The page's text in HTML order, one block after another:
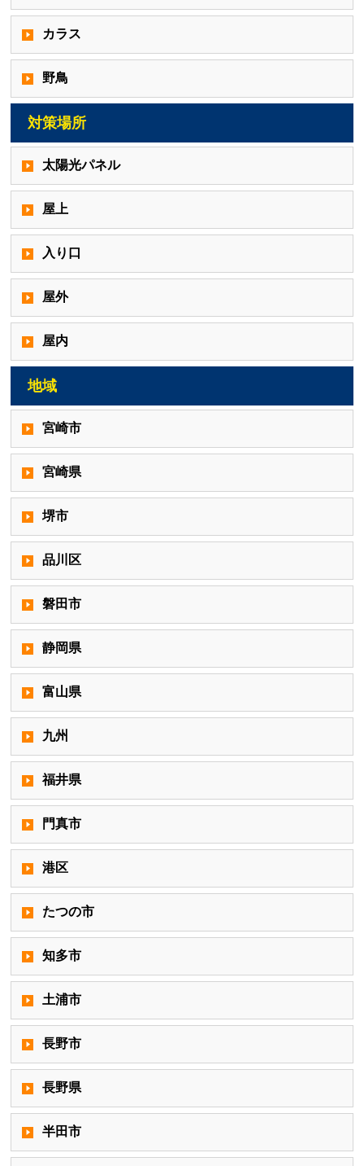
カラス
野鳥
対策場所
太陽光パネル
屋上
入り口
屋外
屋内
地域
宮崎市
宮崎県
堺市
品川区
磐田市
静岡県
富山県
九州
福井県
門真市
港区
たつの市
知多市
土浦市
長野市
長野県
半田市